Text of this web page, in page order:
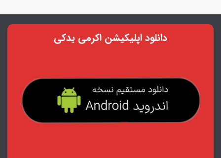
دانلود اپلیکیشن اکرمی یدکی